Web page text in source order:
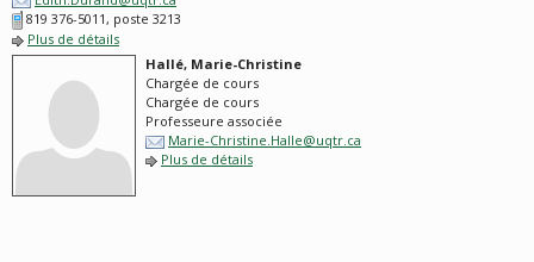
819 376-5011, poste 3213
Plus de détails
Hallé, Marie-Christine
Chargée de cours
Chargée de cours
Professeure associée
Marie-Christine.Halle@uqtr.ca
Plus de détails